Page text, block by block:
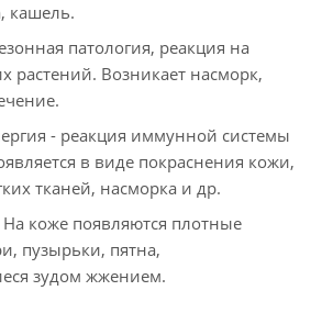
кашель.
патология, реакция на
растений. Возникает насморк,
- реакция иммунной системы
в виде покраснения кожи,
тканей, насморка и др.
коже появляются плотные
пузырьки, пятна,
зудом жжением.